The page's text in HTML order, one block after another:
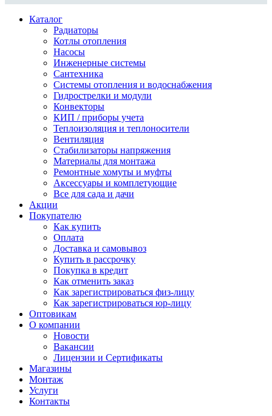
Каталог
Радиаторы
Котлы отопления
Насосы
Инженерные системы
Сантехника
Системы отопления и водоснабжения
Гидрострелки и модули
Конвекторы
КИП / приборы учета
Теплоизоляция и теплоносители
Вентиляция
Стабилизаторы напряжения
Материалы для монтажа
Ремонтные хомуты и муфты
Аксессуары и комплетующие
Все для сада и дачи
Акции
Покупателю
Как купить
Оплата
Доставка и самовывоз
Купить в рассрочку
Покупка в кредит
Как отменить заказ
Как зарегистрироваться физ-лицу
Как зарегистрироваться юр-лицу
Оптовикам
О компании
Новости
Вакансии
Лицензии и Сертификаты
Магазины
Монтаж
Услуги
Контакты